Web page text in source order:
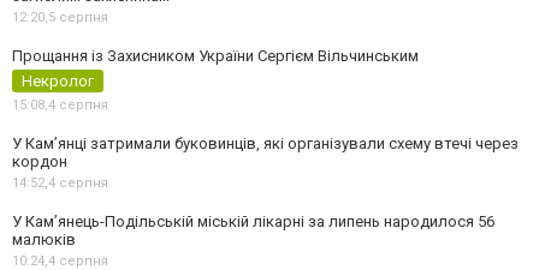
12:20,5 серпня
Прощання із Захисником України Сергієм Вільчинським
Некролог
15:08,4 серпня
У Кам’янці затримали буковинців, які організували схему втечі через
кордон
14:52,4 серпня
У Кам’янець-Подільській міській лікарні за липень народилося 56
малюків
10:24,4 серпня